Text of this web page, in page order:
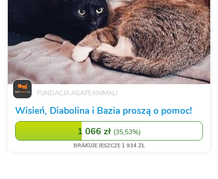
FUNDACJA AGAPEANIMALI
Wisień, Diabolina i Bazia proszą o pomoc!
1 066 zł (35,53%)
BRAKUJE JESZCZE 1 934 ZŁ